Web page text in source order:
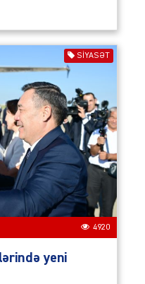
SIYASƏT
4920
yeni